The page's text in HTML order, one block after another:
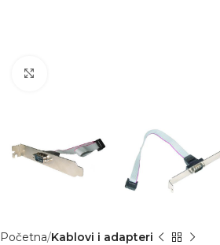
Početna Kablovi i adapteri